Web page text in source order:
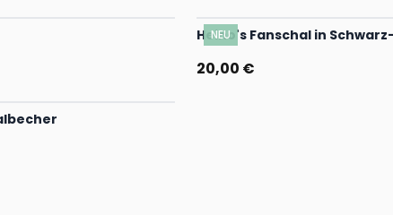
NEU
Heino's Fanschal in
20,00 €